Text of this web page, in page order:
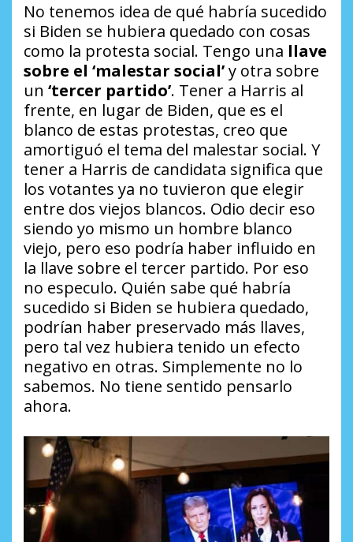
No tenemos idea de qué habría sucedido
si Biden se hubiera quedado con cosas
como la protesta social. Tengo una llave
sobre el ‘malestar social’y otra sobre
un ‘tercer partido’. Tener a Harris al
frente, en lugar de Biden, que es el
blanco de estas protestas, creo que
amortiguó el tema del malestar social. Y
tener a Harris de candidata significa que
los votantes ya no tuvieron que elegir
entre dos viejos blancos. Odio decir eso
siendo yo mismo un hombre blanco
viejo, pero eso podría haber influido en
la llave sobre el tercer partido. Por eso
no especulo. Quién sabe qué habría
sucedido si Biden se hubiera quedado,
podrían haber preservado más llaves,
pero tal vez hubiera tenido un efecto
negativo en otras. Simplemente no lo
sabemos. No tiene sentido pensarlo
ahora.